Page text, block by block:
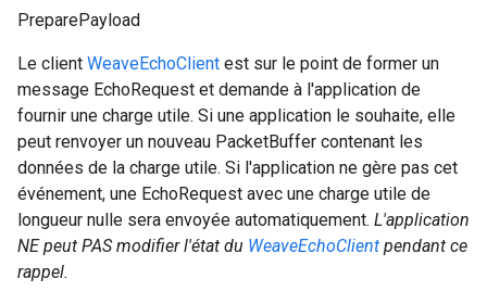
PreparePayload
Le client WeaveEchoClient est sur le point de former un
message EchoRequest et demande à l'application de
fournir une charge utile. Si une application le souhaite, elle
peut renvoyer un nouveau PacketBuffer contenant les
données de la charge utile. Si l'application ne gère pas cet
événement, une EchoRequest avec une charge utile de
longueur nulle sera envoyée automatiquement. L'application
NE peut PAS modifier l'état du WeaveEchoClient pendant ce
rappel.